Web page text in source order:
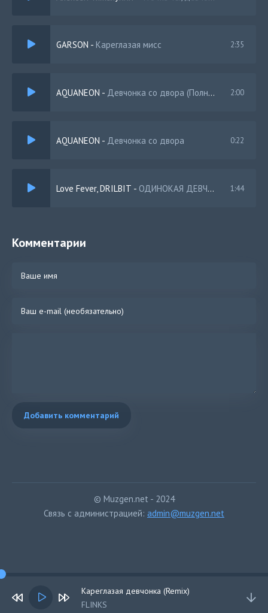
GARSON - Кареглазая мисс 2:35
AQUANEON - Девчонка со двора (Полный Версия) 2:00
AQUANEON - Девчонка со двора 0:22
Love Fever, DRILBIT - ОДИНОКАЯ ДЕВЧОНКА 1:44
Комментарии
Добавить комментарий
© Muzgen.net - 2024
Связь с администрацией: admin@muzgen.net
Кареглазая девчонка (Remix)
FLINKS